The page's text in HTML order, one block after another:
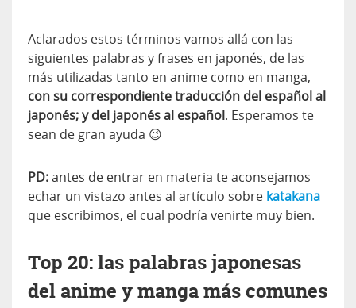
Aclarados estos términos vamos allá con las
siguientes palabras y frases en japonés, de las
más utilizadas tanto en anime como en manga,
con su correspondiente traducción del español al
japonés; y del japonés al español. Esperamos te
sean de gran ayuda 😉
PD:antes de entrar en materia te aconsejamos
echar un vistazo antes al artículo sobre katakana
que escribimos, el cual podría venirte muy bien.
Top 20: las palabras japonesas
del anime y manga más comunes